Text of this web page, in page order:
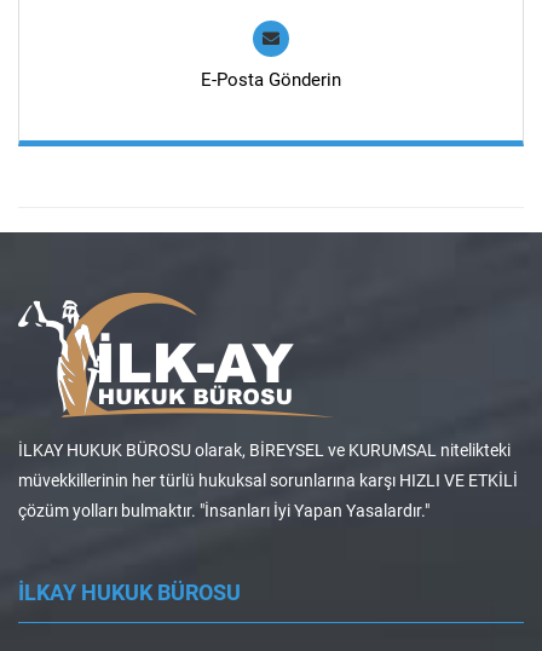
E-Posta Gönderin
İLKAY HUKUK BÜROSU olarak, BİREYSEL ve KURUMSAL nitelikteki
müvekkillerinin her türlü hukuksal sorunlarına karşı HIZLI VE ETKİLİ
çözüm yolları bulmaktır. "İnsanları İyi Yapan Yasalardır."
İLKAY HUKUK BÜROSU